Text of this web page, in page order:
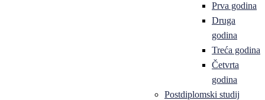
Prva godina
Druga
godina
Treća godina
Četvrta
godina
Postdiplomski studij